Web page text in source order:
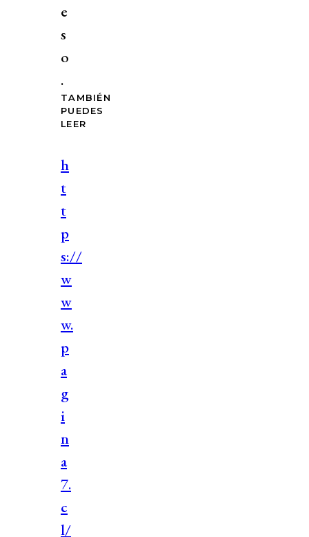
e
s
o
.
TAMBIÉN
PUEDES
LEER